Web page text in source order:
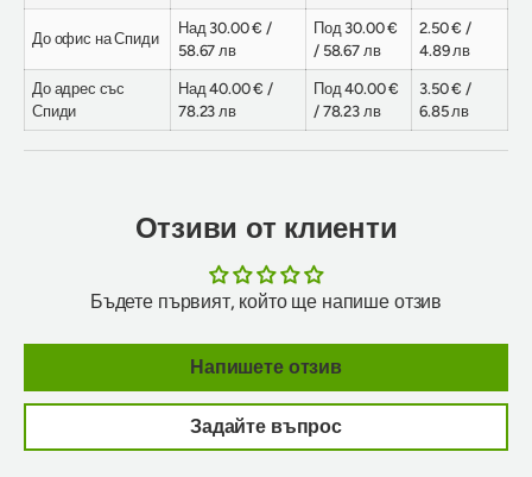
До офис на Спиди
Над 30.00 € /
58.67 лв
Под 30.00 €
/ 58.67 лв
2.50 € /
4.89 лв
До адрес със
Спиди
Над 40.00 € /
78.23 лв
Под 40.00 €
/ 78.23 лв
3.50 € /
6.85 лв
Отзиви от клиенти
Бъдете първият, който ще напише отзив
Напишете отзив
Задайте въпрос